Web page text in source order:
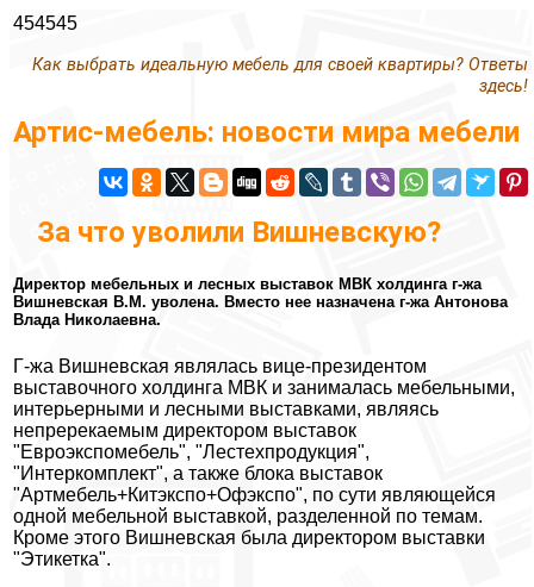
454545
Как выбрать идеальную мебель для своей квартиры? Ответы
здесь!
Артис-мебель: новости мира мебели
За что уволили Вишневскую?
Директор мебельных и лесных выставок МВК холдинга г-жа
Вишневская В.М. уволена. Вместо нее назначена г-жа Антонова
Влада Николаевна.
Г-жа Вишневская являлась вице-президентом
выставочного холдинга МВК и занималась мебельными,
интерьерными и лесными выставками, являясь
непререкаемым директором выставок
"Евроэкспомебель", "Лестехпродукция",
"Интеркомплект", а также блока выставок
"Артмебель+Китэкспо+Офэкспо", по сути являющейся
одной мебельной выставкой, разделенной по темам.
Кроме этого Вишневская была директором выставки
"Этикетка".